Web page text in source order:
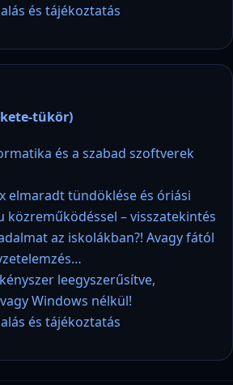
és tájékoztatás
tükör)
és a szabad szoftverek
elmaradt tündöklése és óriási
közreműködéssel – visszatekintés
az iskolákban?! Avagy fától
leegyszerűsítve,
Windows nélkül!
és tájékoztatás